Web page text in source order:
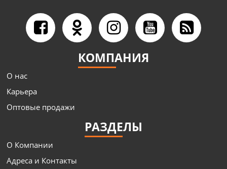
КОМПАНИЯ
О нас
Карьера
Оптовые продажи
РАЗДЕЛЫ
О Компании
Адреса и Контакты